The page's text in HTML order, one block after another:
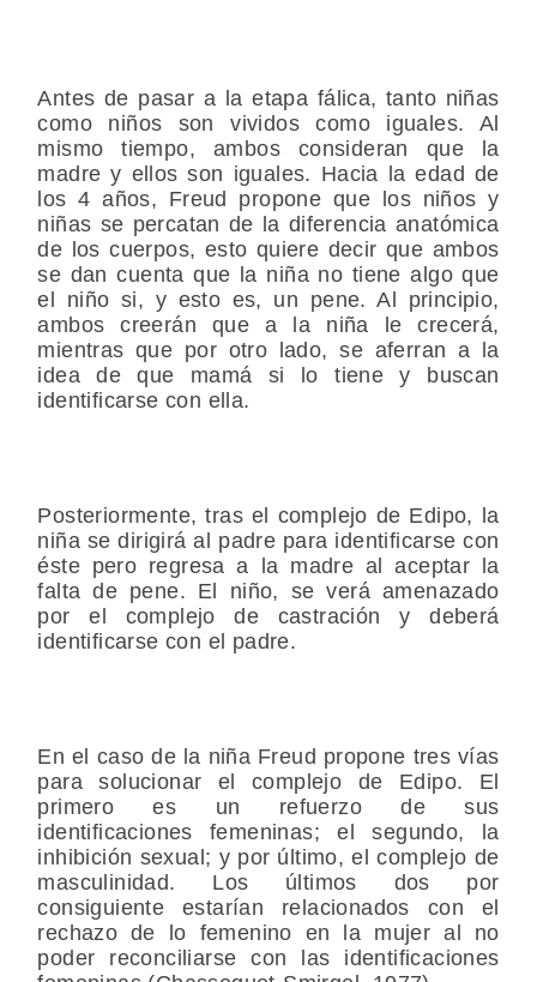
Antes de pasar a la etapa fálica, tanto niñas
como niños son vividos como iguales. Al
mismo tiempo, ambos consideran que la
madre y ellos son iguales. Hacia la edad de
los 4 años, Freud propone que los niños y
niñas se percatan de la diferencia anatómica
de los cuerpos, esto quiere decir que ambos
se dan cuenta que la niña no tiene algo que
el niño si, y esto es, un pene. Al principio,
ambos creerán que a la niña le crecerá,
mientras que por otro lado, se aferran a la
idea de que mamá si lo tiene y buscan
identificarse con ella.
Posteriormente, tras el complejo de Edipo, la
niña se dirigirá al padre para identificarse con
éste pero regresa a la madre al aceptar la
falta de pene. El niño, se verá amenazado
por el complejo de castración y deberá
identificarse con el padre.
En el caso de la niña Freud propone tres vías
para solucionar el complejo de Edipo. El
primero es un refuerzo de sus
identificaciones femeninas; el segundo, la
inhibición sexual; y por último, el complejo de
masculinidad. Los últimos dos por
consiguiente estarían relacionados con el
rechazo de lo femenino en la mujer al no
poder reconciliarse con las identificaciones